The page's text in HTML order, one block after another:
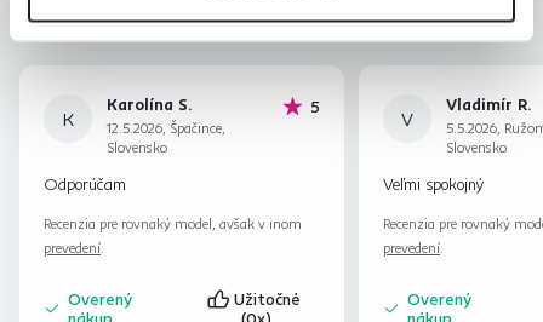
Pomer hodnoty a ceny
4,7
K
Karolína S.
12.5.2026, Špačince,
Slovensko
5hviezdičiek
Odporúčam
Recenzia pre rovnaký model, avšak v inom
prevedení.
Overený
Užitočné
V
Vladimír R.
5.5.2026,
Slovensko
Veľmi spokojný
Recenzia pre rovnaký
prevedení.
Overený